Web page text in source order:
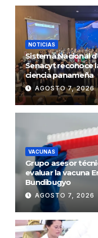
NOTICIAS
Sistema Nacional
Senacyt reconoce
ciencia panameña
AGOSTO 7, 2026
VACUNAS
Grupo asesor
evaluar la vacuna
Bundibugyo
AGOSTO 7, 2026